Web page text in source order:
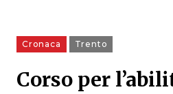
Cronaca Trento
Corso per